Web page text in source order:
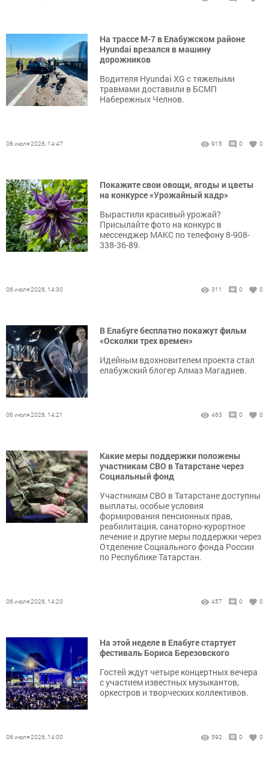
На трассе М-7 в Елабужском районе
Hyundai врезался в машину
дорожников
Водителя Hyundai XG с тяжелыми
травмами доставили в БСМП
Набережных Челнов.
06 июля 2026, 14:47 915 0 0
Покажите свои овощи, ягоды и цветы
на конкурсе «Урожайный кадр»
Вырастили красивый урожай?
Присылайте фото на конкурс в
мессенджер МАКС по телефону 8-908-
338-36-89.
06 июля 2026, 14:30 311 0 0
В Елабуге бесплатно покажут фильм
«Осколки трех времен»
Идейным вдохновителем проекта стал
елабужский блогер Алмаз Магадиев.
06 июля 2026, 14:21 463 0 0
Какие меры поддержки положены
участникам СВО в Татарстане через
Социальный фонд
Участникам СВО в Татарстане доступны
выплаты, особые условия
формирования пенсионных прав,
реабилитация, санаторно-курортное
лечение и другие меры поддержки через
Отделение Социального фонда России
по Республике Татарстан.
06 июля 2026, 14:20 457 0 0
На этой неделе в Елабуге стартует
фестиваль Бориса Березовского
Гостей ждут четыре концертных вечера
с участием известных музыкантов,
оркестров и творческих коллективов.
06 июля 2026, 14:00 592 0 0